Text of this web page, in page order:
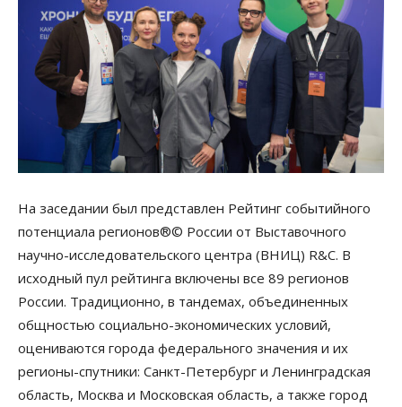
На заседании был представлен Рейтинг событийного
потенциала регионов®© России от Выставочного
научно-исследовательского центра (ВНИЦ) R&C. В
исходный пул рейтинга включены все 89 регионов
России. Традиционно, в тандемах, объединенных
общностью социально-экономических условий,
оцениваются города федерального значения и их
регионы-спутники: Санкт-Петербург и Ленинградская
область, Москва и Московская область, а также город